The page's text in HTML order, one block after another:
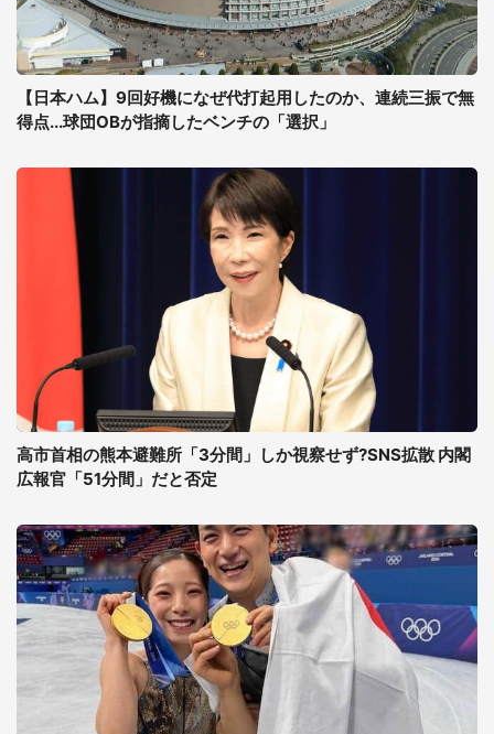
【日本ハム】9回好機になぜ代打起用したのか、連続三振で無
得点...球団OBが指摘したベンチの「選択」
高市首相の熊本避難所「3分間」しか視察せず?SNS拡散 内閣
広報官「51分間」だと否定